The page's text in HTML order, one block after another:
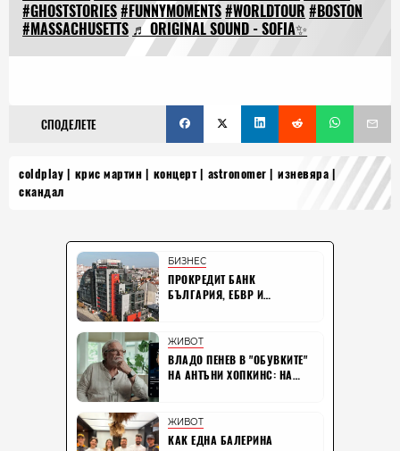
#GHOSTSTORIES#FUNNYMOMENTS#WORLDTOUR #BOSTON
#MASSACHUSETTS ♬ ORIGINAL SOUND - SOFIA✨
СПОДЕЛЕТЕ
coldplay крис мартин концерт astronomer
изневяра
скандал